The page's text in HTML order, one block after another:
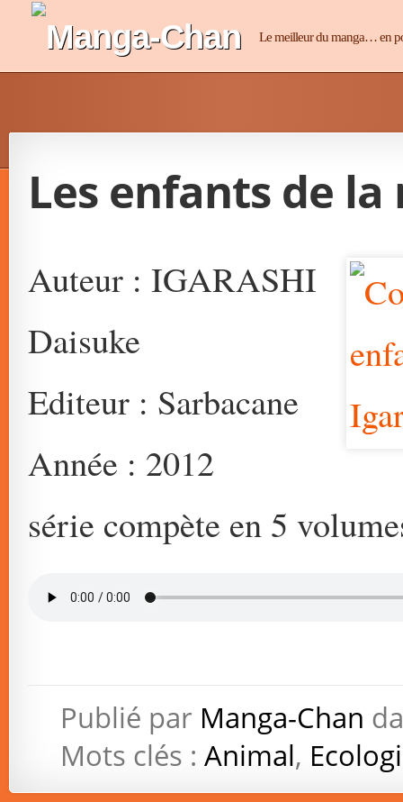
Manga-Chan Le meilleur du manga… en
Les enfants de la
Auteur : IGARASHI
Daisuke
Editeur : Sarbacane
Année : 2012
série compète en 5
Publié par Manga-Chan
Mots clés : Animal,